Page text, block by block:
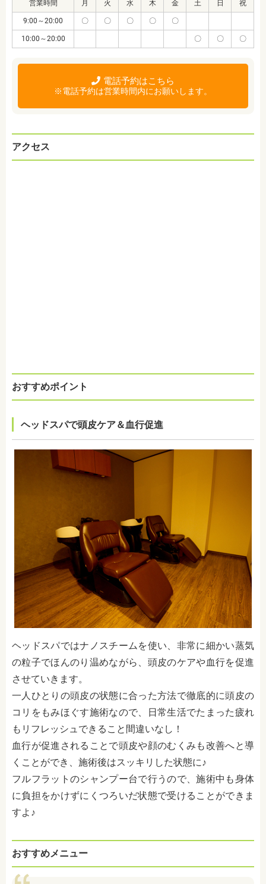
営業時間 月 火 水 木 金 土 日 祝
9:00～20:00 〇 〇 〇 〇 〇
10:00～20:00 〇 〇 〇
電話予約はこちら
※電話予約は営業時間内にお願いします。
アクセス
おすすめポイント
ヘッドスパで頭皮ケア＆血行促進
ヘッドスパではナノスチームを使い、非常に細かい蒸気
の粒子でほんのり温めながら、頭皮のケアや血行を促進
させていきます。
一人ひとりの頭皮の状態に合った方法で徹底的に頭皮の
コリをもみほぐす施術なので、日常生活でたまった疲れ
もリフレッシュできること間違いなし！
血行が促進されることで頭皮や顔のむくみも改善へと導
くことができ、施術後はスッキリした状態に♪
フルフラットのシャンプー台で行うので、施術中も身体
に負担をかけずにくつろいだ状態で受けることができま
すよ♪
おすすめメニュー